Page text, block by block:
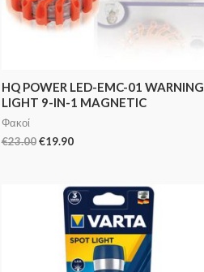
HQ POWER LED-EMC-01 WARNING
LIGHT 9-IN-1 MAGNETIC
Φακοί
€23.00 €19.90